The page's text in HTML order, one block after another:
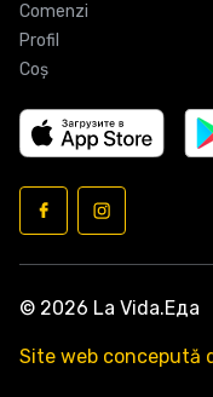
Comenzi
Profil
Coş
© 2026 La Vida.Еда
Site web concepută